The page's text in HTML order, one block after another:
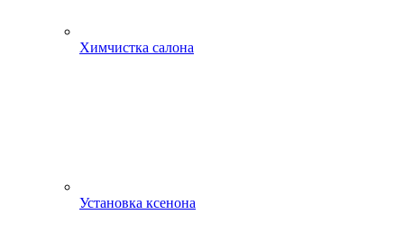
Химчистка салона
Установка ксенона